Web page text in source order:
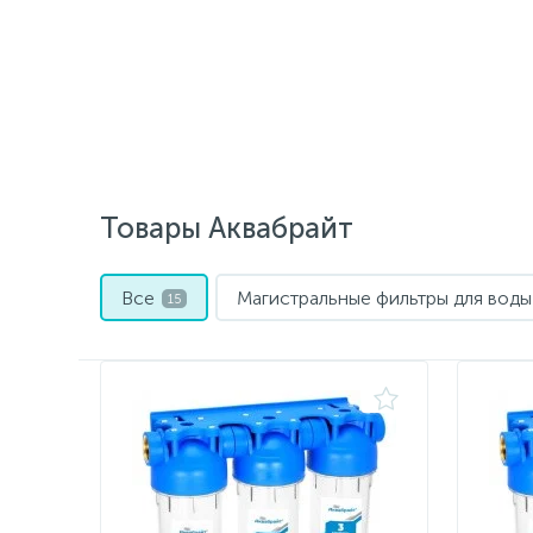
Товары Аквабрайт
Все 15 Магистральные фильтры для воды